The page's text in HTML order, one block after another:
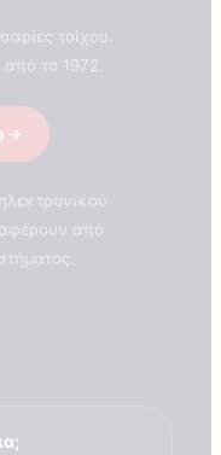
τοίχου.
το 1972.
από